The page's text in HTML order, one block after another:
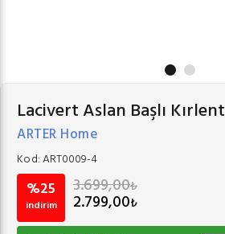
Lacivert Aslan Başlı Kırlent
ARTER Home
Kod:ART0009-4
%25
indirim
3.699,00₺
2.799,00₺